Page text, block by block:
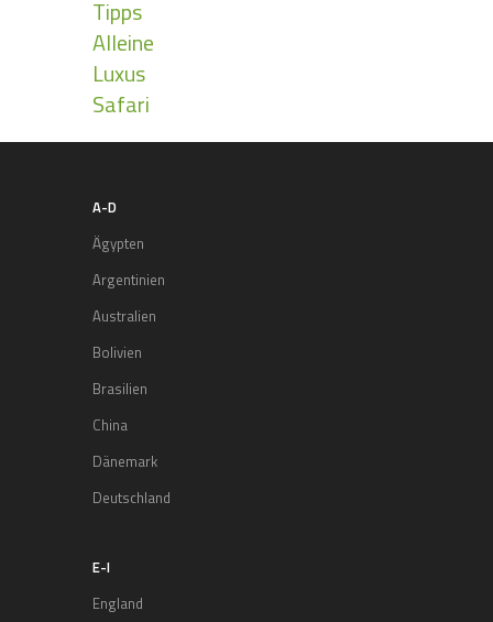
Tipps
Alleine
Luxus
Safari
A-D
Ägypten
Argentinien
Australien
Bolivien
Brasilien
China
Dänemark
Deutschland
E-I
England